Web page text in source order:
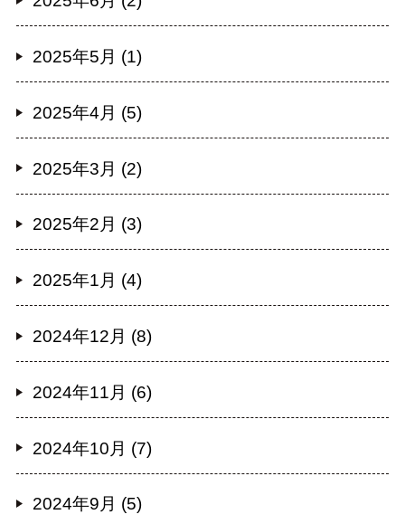
2025年5月 (1)
2025年4月 (5)
2025年3月 (2)
2025年2月 (3)
2025年1月 (4)
2024年12月 (8)
2024年11月 (6)
2024年10月 (7)
2024年9月 (5)